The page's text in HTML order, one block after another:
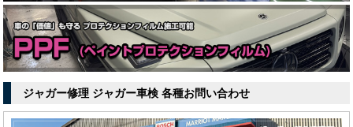
ジャガー修理 ジャガー車検 各種お問い合わせ